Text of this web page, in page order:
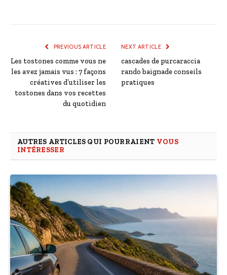
PREVIOUS ARTICLE
Les tostones comme vous ne
les avez jamais vus : 7 façons
créatives d’utiliser les
tostones dans vos recettes
du quotidien
NEXT ARTICLE
cascades de purcaraccia
rando baignade conseils
pratiques
AUTRES ARTICLES QUI POURRAIENT VOUS
INTÉRESSER